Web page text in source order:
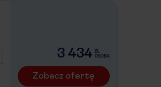
3 434 ZŁ
OSOBA
Zobacz ofertę